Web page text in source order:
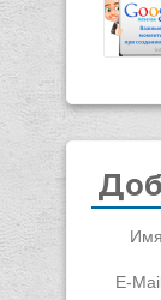
Имя
E-